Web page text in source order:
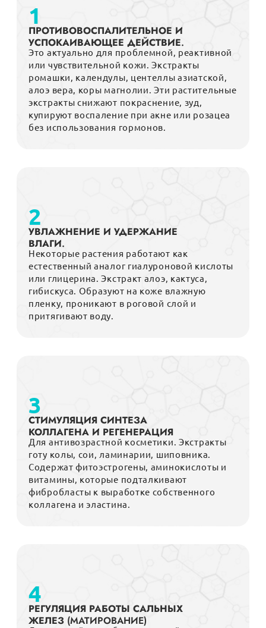
1
ПРОТИВОВОСПАЛИТЕЛЬНОЕ И
УСПОКАИВАЮЩЕЕ ДЕЙСТВИЕ.
Это актуально для проблемной, реактивной
или чувствительной кожи. Экстракты
ромашки, календулы, центеллы азиатской,
алоэ вера, коры магнолии. Эти растительные
экстракты снижают покраснение, зуд,
купируют воспаление при акне или розацеа
без использования гормонов.
2
УВЛАЖНЕНИЕ И УДЕРЖАНИЕ
ВЛАГИ.
Некоторые растения работают как
естественный аналог гиалуроновой кислоты
или глицерина. Экстракт алоэ, кактуса,
гибискуса. Образуют на коже влажную
пленку, проникают в роговой слой и
притягивают воду.
3
СТИМУЛЯЦИЯ СИНТЕЗА
КОЛЛАГЕНА И РЕГЕНЕРАЦИЯ
Для антивозрастной косметики. Экстракты
готу колы, сои, ламинарии, шиповника.
Содержат фитоэстрогены, аминокислоты и
витамины, которые подталкивают
фибробласты к выработке собственного
коллагена и эластина.
4
РЕГУЛЯЦИЯ РАБОТЫ САЛЬНЫХ
ЖЕЛЕЗ (МАТИРОВАНИЕ)